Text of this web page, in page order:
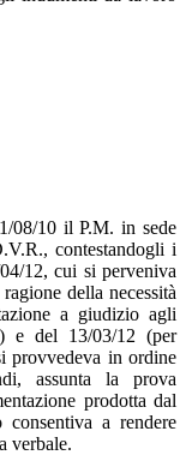
08/10 il P.M. in sede
contestandogli i
12, cui si perveniva
della necessità
a giudizio agli
e del 13/03/12 (per
provvedeva in ordine
assunta la prova
prodotta dal
a rendere
verbale.